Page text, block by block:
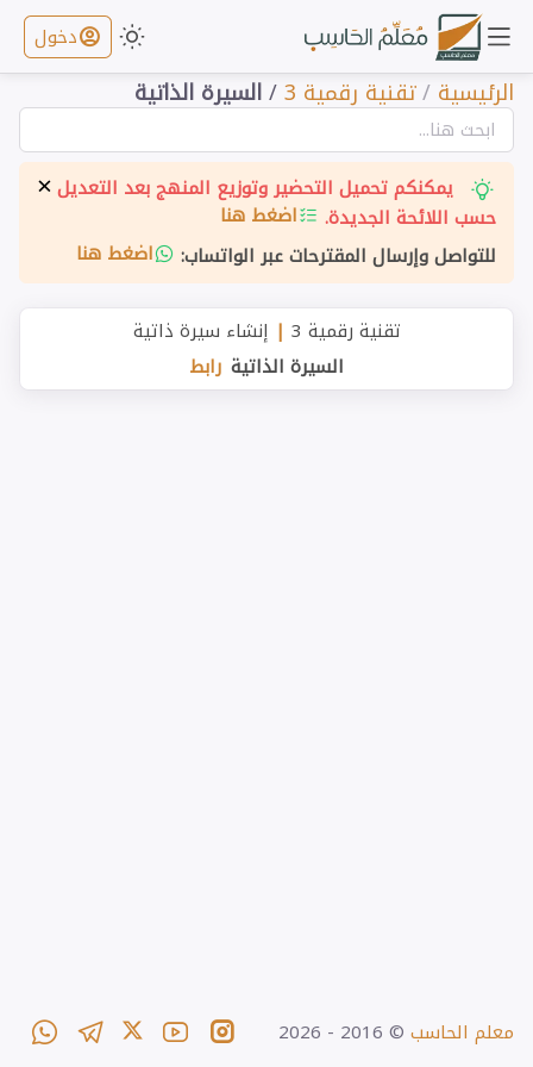
دخول
الرئيسية /تقنية رقمية 3 /السيرة الذاتية
×يمكنكم تحميل التحضير وتوزيع المنهج بعد التعديل
حسب اللائحة الجديدة.
اضغط هنا
للتواصل وإرسال المقترحات عبر الواتساب:
اضغط هنا
تقنية رقمية 3 | إنشاء سيرة ذاتية
السيرة الذاتية رابط
معلم الحاسب © 2016 -
2026